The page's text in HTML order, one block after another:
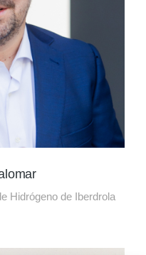
Hidrógeno de Iberdrola